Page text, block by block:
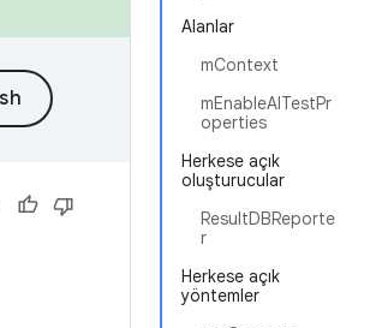
Alanlar
mContext
mEnableAlTestPr
operties
Herkese açık
oluşturucular
ResultDBReporte
r
Herkese açık
yöntemler